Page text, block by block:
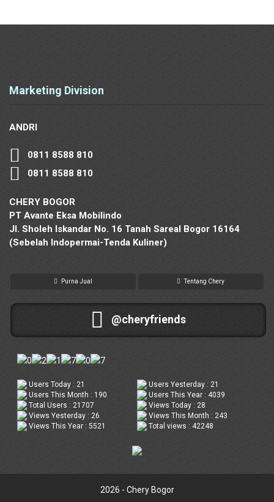
Marketing Division
ANDRI
0811 8588 810
0811 8588 810
CHERY BOGOR
PT Avante Eksa Mobilindo
Jl. Sholeh Iskandar No. 16 Tanah Sareal Bogor 16164
(Sebelah Indopermai-Tenda Kuliner)
Purna Jual Tentang Chery
@cheryfriends
Users Today : 21
Users Yesterday : 21
Users This Month : 190
Users This Year : 4039
Total Users : 21707
Views Today : 28
Views Yesterday : 26
Views This Month : 243
Views This Year : 5521
Total views : 42248
2026 - Chery Bogor